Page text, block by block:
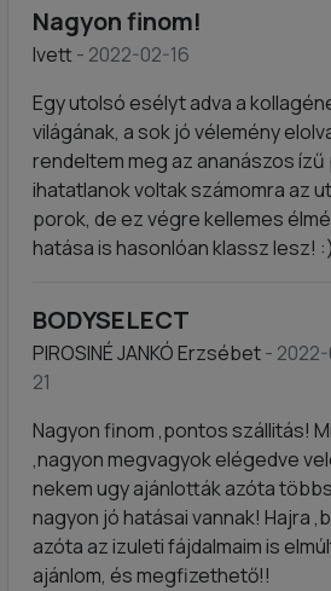
Nagyon finom!
Ivett- 2022-02-16
Egy utolsó esélyt adva a
világának, a sok jó vélemény
rendeltem meg az ananászos ízű
ihatatlanok voltak számomra az
porok, de ez végre kellemes
hatása is hasonlóan klassz lesz! :)
BODYSELECT
PIROSINÉ JANKÓ Erzsébet-
21
Nagyon finom ,pontos szállitás!
,nagyon megvagyok elégedve
nekem ugy ajánlották azóta
nagyon jó hatásai vannak! Hajra
azóta az izuleti fájdalmaim is
ajánlom, és megfizethető!!